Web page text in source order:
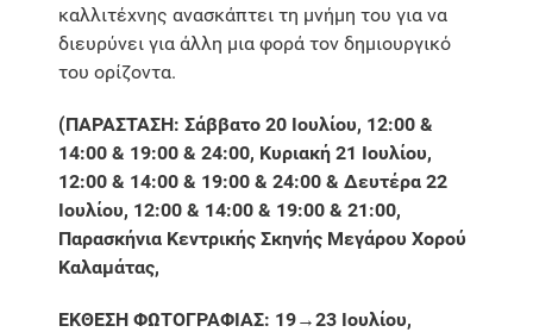
καλλιτέχνης ανασκάπτει τη μνήμη του για να
διευρύνει για άλλη μια φορά τον δημιουργικό
του ορίζοντα.
(ΠΑΡΑΣΤΑΣΗ: Σάββατο 20 Ιουλίου, 12:00 &
14:00 & 19:00 & 24:00, Κυριακή 21 Ιουλίου,
12:00 & 14:00 & 19:00 & 24:00 & Δευτέρα 22
Ιουλίου, 12:00 & 14:00 & 19:00 & 21:00,
Παρασκήνια Κεντρικής Σκηνής Μεγάρου Χορού
Καλαμάτας,
ΕΚΘΕΣΗ ΦΩΤΟΓΡΑΦΙΑΣ: 19→23 Ιουλίου,